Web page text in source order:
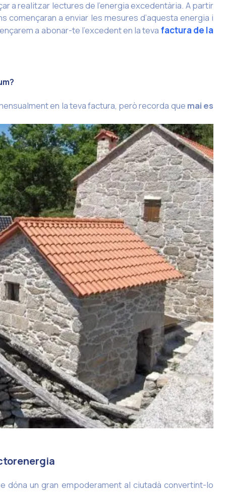
a realitzar lectures de l’energia excedentària. A partir
començaran a enviar les mesures d’aquesta energia i
a abonar-te l’excedent en la teva factura de la
en la teva factura, però recorda que mai es
dóna un gran empoderament al ciutadà convertint-lo